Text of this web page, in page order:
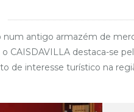
num antigo armazém de
o CAISDAVILLA destaca-se
de interesse turístico na